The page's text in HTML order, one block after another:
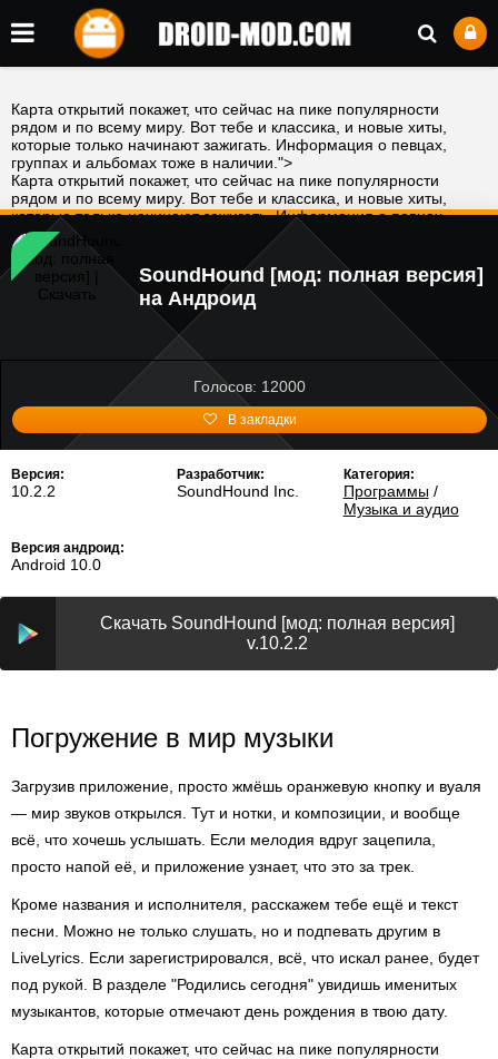
Карта открытий покажет, что сейчас на пике популярности
рядом и по всему миру. Вот тебе и классика, и новые хиты,
которые только начинают зажигать. Информация о певцах,
группах и альбомах тоже в наличии.">
Карта открытий покажет, что сейчас на пике популярности
рядом и по всему миру. Вот тебе и классика, и новые хиты,
которые только начинают зажигать. Информация о певцах,
группах и альбомах тоже в наличии.">
SoundHound [мод: полная версия]
на Андроид
Голосов: 12000
В закладки
Версия:
10.2.2
Разработчик:
SoundHound Inc.
Категория:
Программы/
Музыка и аудио
Версия андроид:
Android 10.0
Скачать SoundHound [мод: полная версия]
v.10.2.2
Погружение в мир музыки
Загрузив приложение, просто жмёшь оранжевую кнопку и вуаля
— мир звуков открылся. Тут и нотки, и композиции, и вообще
всё, что хочешь услышать. Если мелодия вдруг зацепила,
просто напой её, и приложение узнает, что это за трек.
Кроме названия и исполнителя, расскажем тебе ещё и текст
песни. Можно не только слушать, но и подпевать другим в
LiveLyrics. Если зарегистрировался, всё, что искал ранее, будет
под рукой. В разделе "Родились сегодня" увидишь именитых
музыкантов, которые отмечают день рождения в твою дату.
Карта открытий покажет, что сейчас на пике популярности